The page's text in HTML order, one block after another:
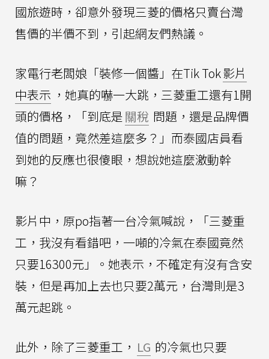
國旅遊時，卻意外發現三菱的價格只賣台灣
售價的半價不到，引起網友們熱議。
家電行老闆娘「裝修一個醬」在Tik Tok影片
中表示 ，她真的嚇一大跳，三菱重工還有1開
頭的價格，「到底是關稅 問題，還是品牌價
值的問題，竟然差這麼多？」而泰國店員看
到她的反應也很傻眼，想說她這麼激動幹
嘛？
影片中，原po指著一台冷氣喊說，「三菱重
工，我沒有看錯吧，一噸的冷氣在泰國竟然
只要16300元」。她表示，不確定有沒有含安
裝，但是再加上去也只要2萬元，台灣則是3
萬元起跳。
此外，除了三菱重工， LG 的冷氣也只要